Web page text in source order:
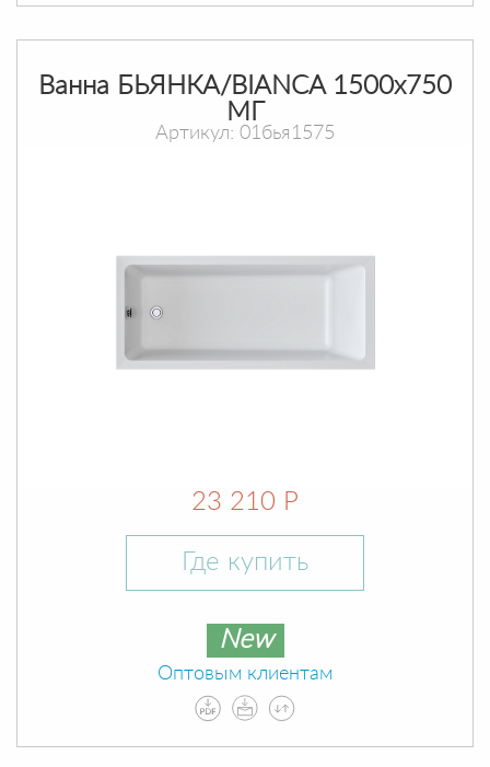
Ванна БЬЯНКА/BIANCA 1500х750
МГ
Артикул: 01бья1575
23 210 Р
Где купить
New
Оптовым клиентам